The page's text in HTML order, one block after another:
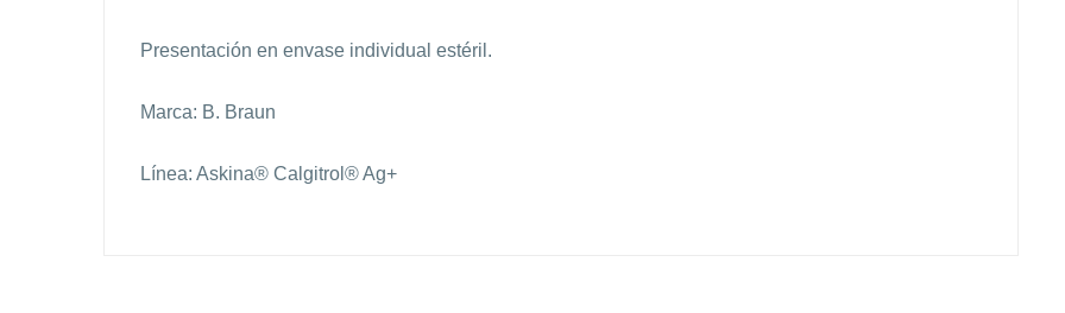
Presentación en envase individual estéril.
Marca: B. Braun
Línea: Askina® Calgitrol® Ag+